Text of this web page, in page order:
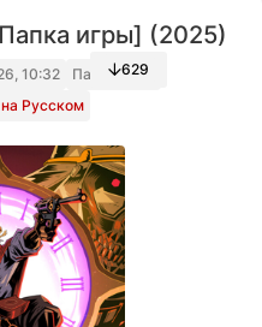
игры] (2025)
10:32
Папка игры
Русском
629